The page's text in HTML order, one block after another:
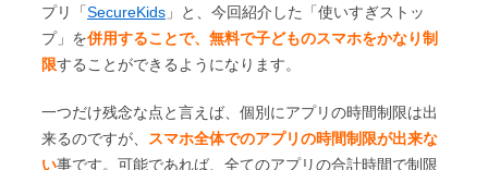
プリ「SecureKids 」と、今回紹介した「使いすぎストッ
プ」を併用することで、無料で子どものスマホをかなり制
限することができるようになります。
一つだけ残念な点と言えば、個別にアプリの時間制限は出
来るのですが、 スマホ全体でのアプリの時間制限が出来な
い事です。可能であれば、全てのアプリの合計時間で制限